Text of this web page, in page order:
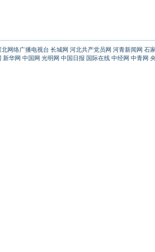
北网络广播电视台 长城网 河北共产党员网 河青新闻网 石
新华网 中国网 光明网 中国日报 国际在线 中经网 中青网